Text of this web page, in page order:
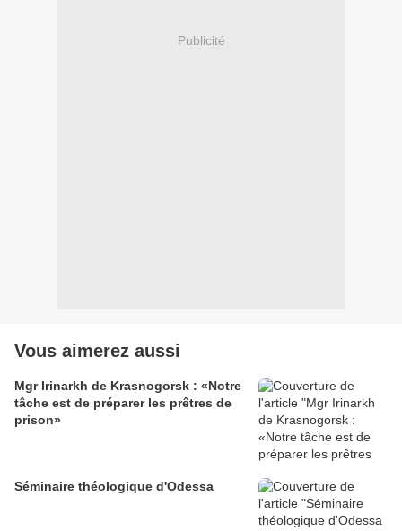
Publicité
Vous aimerez aussi
Mgr Irinarkh de Krasnogorsk : «Notre
tâche est de préparer les prêtres de
prison»
Séminaire théologique d'Odessa